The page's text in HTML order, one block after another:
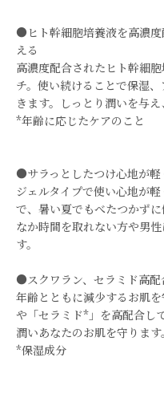
●ヒト幹細胞培養液を高濃
える
高濃度配合されたヒト幹細
チ。使い続けることで保湿
きます。しっとり潤いを与え
*年齢に応じたケアのこと
●サラっとしたつけ心地が軽
ジェルタイプで使い心地が
で、暑い夏でもべたつかず
なか時間を取れない方や男
す。
●スクワラン、セラミド高配
年齢とともに減少するお肌
や「セラミド*」を高配合し
潤いあなたのお肌を守ります。
*保湿成分